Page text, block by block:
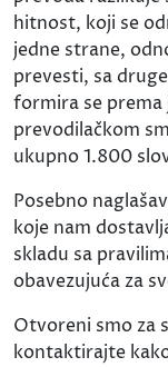
hitnost, koji se
jedne strane,
prevesti, sa
formira se
prevodilačkom
ukupno 1.800
Posebno
koje nam
skladu sa
obavezujuća za
Otvoreni smo za
kontaktirajte